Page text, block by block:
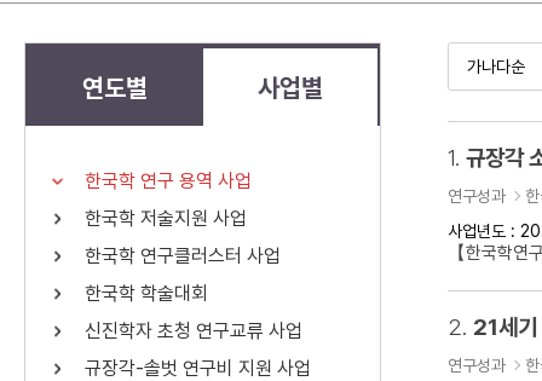
근대
검색 연산자 사용안내
연산자
AND
OR 정조 OR 정약용 “정조” 또는 “
연도별 사업별
한국학 연구 용역 사업
한국학 저술지원 사업
한국학 연구클러스터 사업
한국학 학술대회
신진학자 초청 연구교류 사업
규장각-솔벗 연구비 지원 사업
1. 규장각
연구성과
사업년도 :
【한국
2. 21세기
연구성과